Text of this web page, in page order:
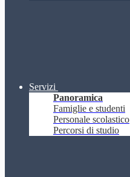
Servizi
Panoramica
Famiglie e studenti
Personale scolastico
Percorsi di studio